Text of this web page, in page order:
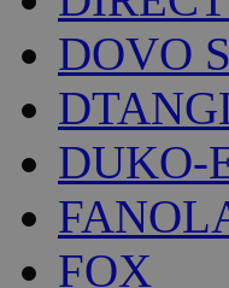
DOVO
DUKO-
FOX